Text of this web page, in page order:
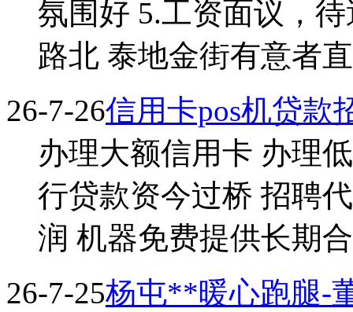
氛围好 5.工资面议，
路北 泰地金街有意者
26-7-26信用卡pos机贷款
办理大额信用卡 办理
行贷款资今过桥 招聘
润 机器免费提供长期
26-7-25杨屯**暖心跑腿-